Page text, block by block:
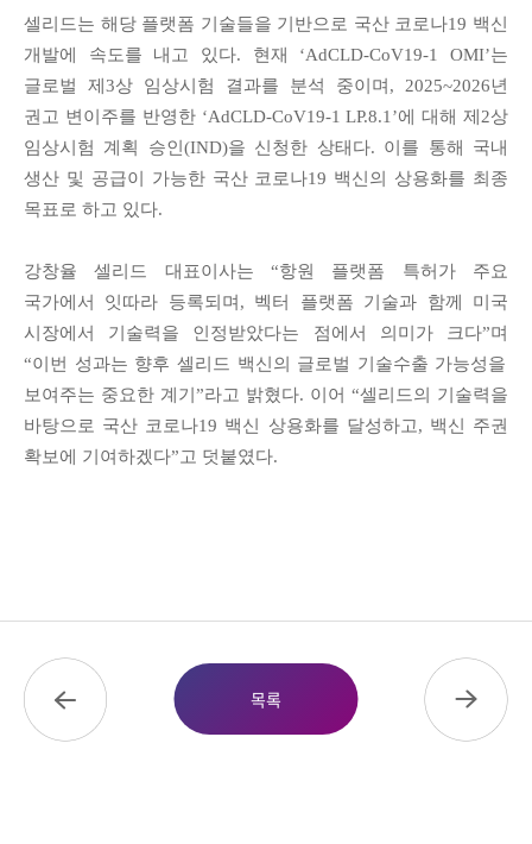
셀리드는 해당 플랫폼 기술들을 기반으로 국산 코로나19 백신
개발에 속도를 내고 있다. 현재 ‘AdCLD-CoV19-1 OMI’는
글로벌 제 3상 임상시험 결과를 분석 중이며 , 2025~2026년
권고 변이주를 반영한‘AdCLD-CoV19-1 LP.8.1’에 대해 제 2상
임상시험 계획 승인 (IND)을 신청한 상태다. 이를 통해 국내
생산 및 공급이 가능한 국산 코로나19 백신의 상용화를 최종
목표로 하고 있다.
강창율 셀리드 대표이사는 “항원 플랫폼 특허가 주요
국가에서 잇따라 등록되며 , 벡터 플랫폼 기술과 함께 미국
시장에서 기술력을 인정받았다는 점에서 의미가 크다”며
“이번 성과는 향후 셀리드 백신의 글로벌 기술수출 가능성을
보여주는 중요한 계기 ”라고 밝혔다. 이어 “셀리드의 기술력을
바탕으로 국산 코로나19 백신 상용화를 달성하고, 백신 주권
확보에 기여하겠다”고 덧붙였다.
목록